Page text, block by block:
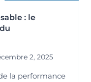
: le
2, 2025
la performance